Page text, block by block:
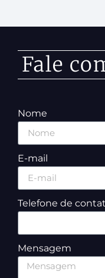
Fale
Nome
E-mail
Telefone de
Mensagem